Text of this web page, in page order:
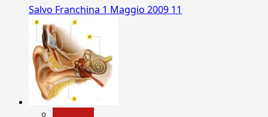
Salvo Franchina 1 Maggio 2009 11